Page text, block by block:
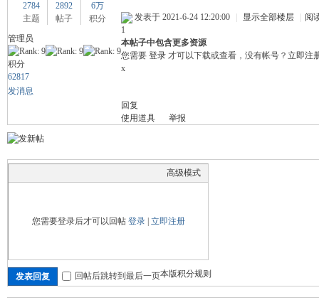
2784
主题
2892
帖子
6万
积分
管理员
积分
62817
发消息
发表于 2021-6-24 12:20:00 显示全部楼层
阅
1
本帖子中包含更多资源
您需要 登录 才可以下载或查看，没有帐号？ 立即注
x
回复
使用道具
举报
高级模式
您需要登录后才可以回帖 登录| 立即注册
本版积分规则
发表回复 回帖后跳转到最后一页